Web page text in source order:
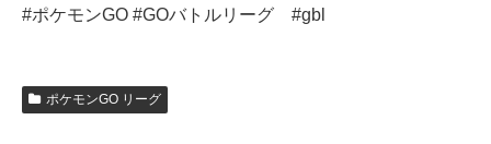
#ポケモンGO #GOバトルリーグ #gbl
ポケモンGO リーグ